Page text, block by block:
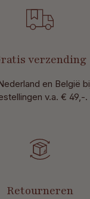
verzending
en België
v.a. € 49,-.
Retourneren